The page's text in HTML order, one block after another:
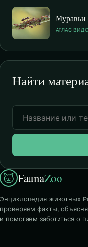
Муравьи
АТЛАС
Найти
FaunaZoo
Энциклопедия животных
проверяем факты,
и помогаем заботиться о